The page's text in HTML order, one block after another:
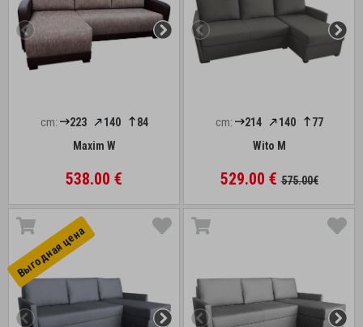
cm: 223 140
84
Maxim W
538.00 €
cm: 214 140
77
Wito M
529.00 €575.00€
Выгоднaя цена